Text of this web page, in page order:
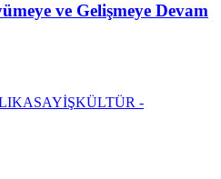
ve Gelişmeye Devam
ASAYİŞKÜLTÜR -